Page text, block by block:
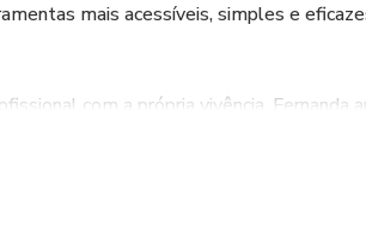
mais acessíveis, simples e
com a própria vivência, Fernanda
e a liberdade que a ansiedade havia